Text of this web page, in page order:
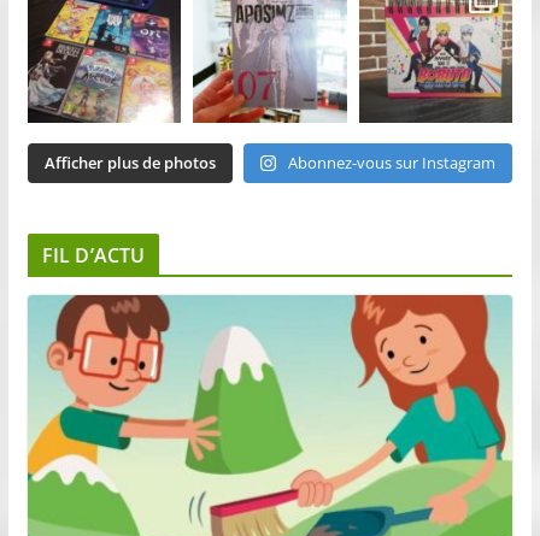
Afficher plus de photos Abonnez-vous sur Instagram
FIL D’ACTU